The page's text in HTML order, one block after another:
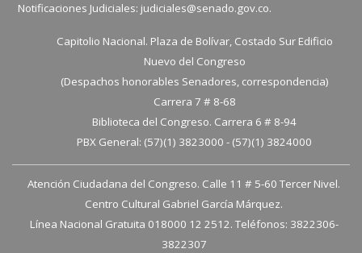
Notificaciones Judiciales: judiciales@senado.gov.co.
Capitolio Nacional. Plaza de Bolívar, Costado Sur Edificio
Nuevo del Congreso
(Despachos honorables Senadores, correspondencia)
Carrera 7 # 8-68
Biblioteca del Congreso. Carrera 6 # 8-94
PBX General: (57)(1) 3823000 - (57)(1) 3824000
Atención Ciudadana del Congreso. Calle 11 # 5-60 Tercer Nivel.
Centro Cultural Gabriel García Márquez.
Línea Nacional Gratuita 018000 12 2512. Teléfonos: 3822306-
3822307